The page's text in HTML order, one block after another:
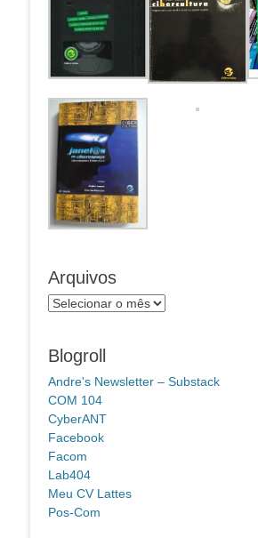
Arquivos
Arquivos
Blogroll
Andre's Newsletter – Substack
COM 104
CyberANT
Facebook
Facom
Lab404
Meu CV Lattes
Pos-Com